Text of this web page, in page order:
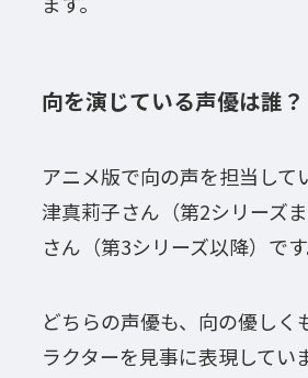
向を演じている声優は誰？
アニメ版で向の声を担当して
津真莉子さん（第2シリーズ
さん（第3シリーズ以降）です
どちらの声優も、向の優しく
ラクターを見事に表現してい